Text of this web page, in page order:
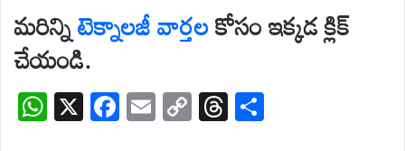
మరిన్నిటెక్నాలజీవార్తలకోసం ఇక్కడ క్లిక్
చేయండి.
W
h
X F
ac
E
m
C
o
T
hr